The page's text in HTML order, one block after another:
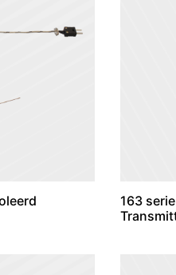
163